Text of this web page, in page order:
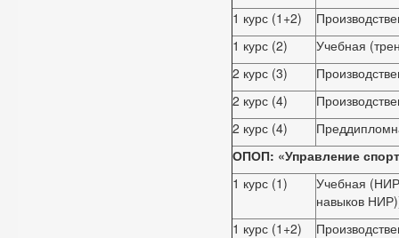
1 курс (1+2)
1 курс (2)
Учебная
2 курс (3)
2 курс (4)
2 курс (4)
ОПОП: «Управление
1 курс (1)
Учебная
навыков
1 курс (1+2)